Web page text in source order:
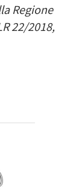
Regione
22/2018,